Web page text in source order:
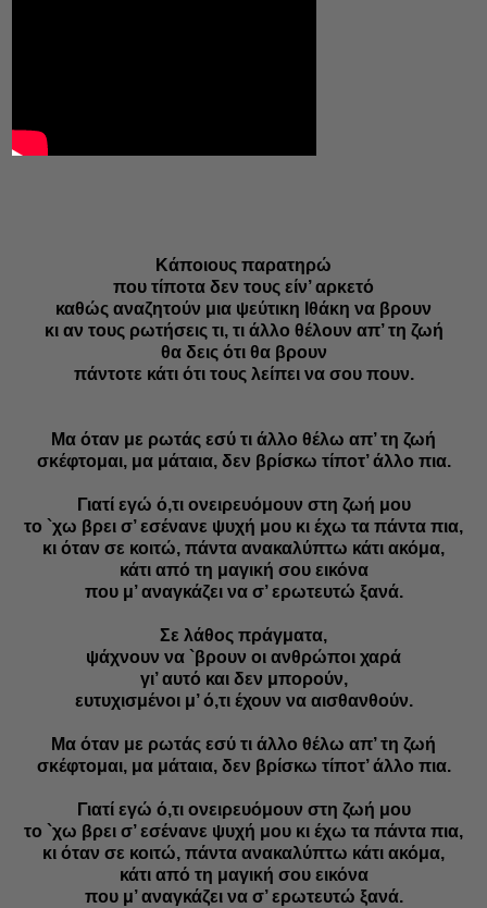
Κάποιους παρατηρώ
που τίποτα δεν τους είν’ αρκετό
καθώς αναζητούν μια ψεύτικη Ιθάκη να βρουν
κι αν τους ρωτήσεις τι, τι άλλο θέλουν απ’ τη ζωή
θα δεις ότι θα βρουν
πάντοτε κάτι ότι τους λείπει να σου πουν.
Μα όταν με ρωτάς εσύ τι άλλο θέλω απ’ τη ζωή
σκέφτομαι, μα μάταια, δεν βρίσκω τίποτ’ άλλο πια.
Γιατί εγώ ό,τι ονειρευόμουν στη ζωή μου
το `χω βρει σ’ εσένανε ψυχή μου κι έχω τα πάντα πια,
κι όταν σε κοιτώ, πάντα ανακαλύπτω κάτι ακόμα,
κάτι από τη μαγική σου εικόνα
που μ’ αναγκάζει να σ’ ερωτευτώ ξανά.
Σε λάθος πράγματα,
ψάχνουν να `βρουν οι ανθρώποι χαρά
γι’ αυτό και δεν μπορούν,
ευτυχισμένοι μ’ ό,τι έχουν να αισθανθούν.
Μα όταν με ρωτάς εσύ τι άλλο θέλω απ’ τη ζωή
σκέφτομαι, μα μάταια, δεν βρίσκω τίποτ’ άλλο πια.
Γιατί εγώ ό,τι ονειρευόμουν στη ζωή μου
το `χω βρει σ’ εσένανε ψυχή μου κι έχω τα πάντα πια,
κι όταν σε κοιτώ, πάντα ανακαλύπτω κάτι ακόμα,
κάτι από τη μαγική σου εικόνα
που μ’ αναγκάζει να σ’ ερωτευτώ ξανά.